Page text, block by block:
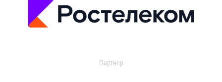
Партнер